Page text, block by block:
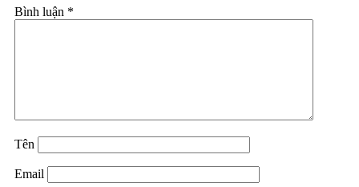
Bình luận *
Tên
Email